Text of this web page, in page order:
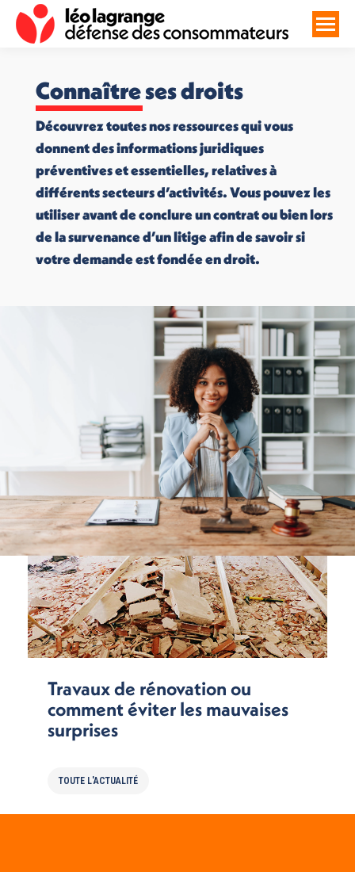
Connaître ses droits
Découvrez toutes nos ressources qui vous
donnent des informations juridiques
préventives et essentielles, relatives à
différents secteurs d’activités. Vous pouvez les
utiliser avant de conclure un contrat ou bien lors
de la survenance d’un litige afin de savoir si
votre demande est fondée en droit.
Travaux de rénovation ou
comment éviter les mauvaises
surprises
TOUTE L'ACTUALITÉ